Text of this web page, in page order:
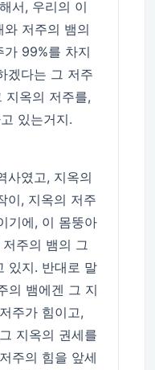
서, 우리의 이
저주의 뱀의
99%를 차지
겠다는 그 저주
지옥의 저주를,
있는거지.
사였고, 지옥의
이, 지옥의 저주
기에, 이 몸뚱아
주의 뱀의 그
있지. 반대로 말
의 뱀에겐 그 지
주가 힘이고,
지옥의 권세를
주의 힘을 앞세